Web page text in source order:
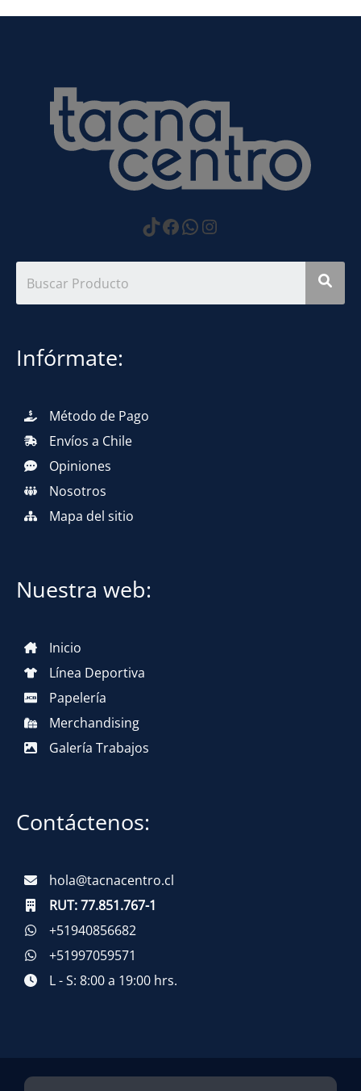
https://
Facebook
WhatsApp
Instagram
Infórmate:
Método de Pago
Envíos a Chile
Opiniones
Nosotros
Mapa del sitio
Nuestra web:
Inicio
Línea Deportiva
Papelería
Merchandising
Galería Trabajos
Contáctenos:
hola@tacnacentro.cl
RUT:77.851.767-1
+51940856682
+51997059571
L - S: 8:00 a 19:00 hrs.